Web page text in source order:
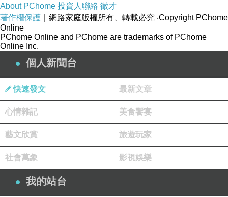
About PChome 投資人聯絡 徵才
著作權保護 ｜網路家庭版權所有、轉載必究 ‧Copyright PChome
Online
PChome Online and PChome are trademarks of PChome
Online Inc.
個人新聞台
快速發文 最新文章
心情雜記 美食饗宴
藝文欣賞 旅遊玩家
社會萬象 影視娛樂
我的站台